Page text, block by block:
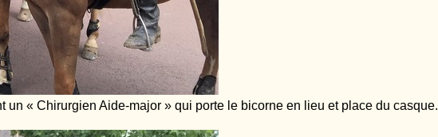
un « Chirurgien Aide-major » qui porte le bicorne en lieu et place du casque.